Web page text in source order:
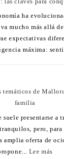
ha
mucho más allá
expectativas
máxima:
temáticos de
familia
presentarse a
pero,
amplia oferta de
Lee más